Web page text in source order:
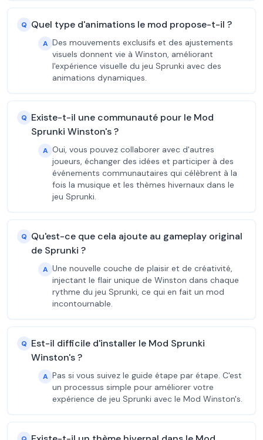
Q Quel type d'animations le mod propose-t-il ?
A Des mouvements exclusifs et des ajustements
visuels donnent vie à Winston, améliorant
l'expérience visuelle du jeu Sprunki avec des
animations dynamiques.
Q Existe-t-il une communauté pour le Mod
Sprunki Winston's ?
A Oui, vous pouvez collaborer avec d'autres
joueurs, échanger des idées et participer à des
événements communautaires qui célèbrent à la
fois la musique et les thèmes hivernaux dans le
jeu Sprunki.
Q Qu'est-ce que cela ajoute au gameplay original
de Sprunki ?
A Une nouvelle couche de plaisir et de créativité,
injectant le flair unique de Winston dans chaque
rythme du jeu Sprunki, ce qui en fait un mod
incontournable.
Q Est-il difficile d'installer le Mod Sprunki
Winston's ?
A Pas si vous suivez le guide étape par étape. C'est
un processus simple pour améliorer votre
expérience de jeu Sprunki avec le Mod Winston's.